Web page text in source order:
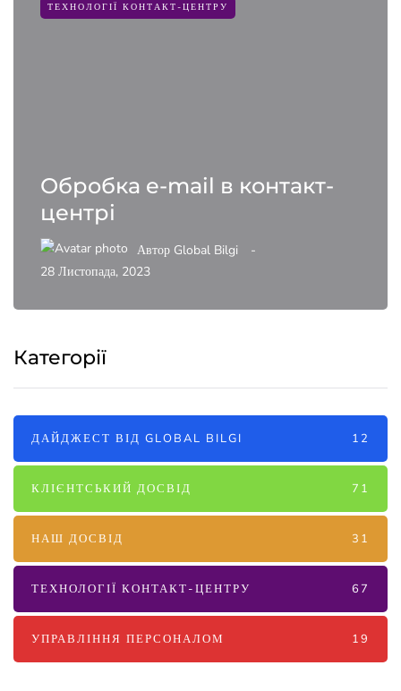
ТЕХНОЛОГІЇ КОНТАКТ-ЦЕНТРУ
Обробка e-mail в контакт-
центрі
Автор Global Bilgi
28 Листопада, 2023
Категорії
ДАЙДЖЕСТ ВІД GLOBAL BILGI 12
КЛІЄНТСЬКИЙ ДОСВІД 71
НАШ ДОСВІД 31
ТЕХНОЛОГІЇ КОНТАКТ-ЦЕНТРУ 67
УПРАВЛІННЯ ПЕРСОНАЛОМ 19